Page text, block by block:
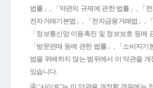
법률」, 「약관의 규제에 관한 법률」, 「
전자거래기본법」, 「전자금융거래법」,
「정보통신망 이용촉진 및 정보보호 등에
「방문판매 등에 관한 법률」, 「소비자기
법을 위배하지 않는 범위에서 이 약관을 개
있습니다.